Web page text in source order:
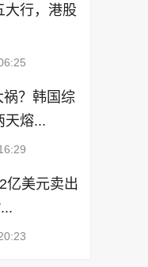
大行，港股
？韩国综
天熔...
亿美元卖出